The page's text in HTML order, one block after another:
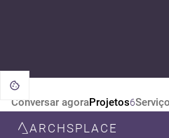
ARCHSPLACE
Conversar agoraProjetos6
CATEGORIA